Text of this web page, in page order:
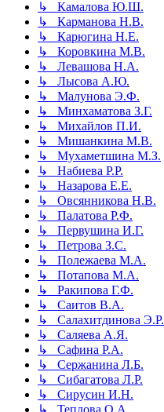
↳ Камалова Ю.Ш.
↳ Карманова Н.В.
↳ Карюгина Н.Е.
↳ Коровкина М.В.
↳ Левашова Н.А.
↳ Лысова А.Ю.
↳ Малунова Э.Ф.
↳ Минхаматова З.Г.
↳ Михайлов П.И.
↳ Мишанкина М.В.
↳ Мухаметшина М.З.
↳ Набиева Р.Р.
↳ Назарова Е.Е.
↳ Овсянникова Н.В.
↳ Палатова Р.Ф.
↳ Первушина И.Г.
↳ Петрова З.С.
↳ Полежаева М.А.
↳ Потапова М.А.
↳ Ракипова Г.Ф.
↳ Саитов В.А.
↳ Салахитдинова Э.Р.
↳ Саляева А.Я.
↳ Сафина Р.А.
↳ Сержанина Л.Б.
↳ Сибагатова Л.Р.
↳ Сирусин И.Н.